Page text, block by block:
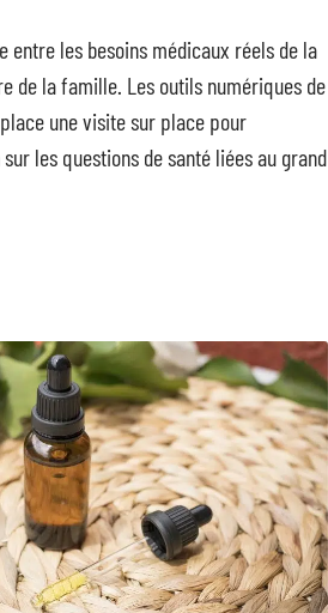
les besoins médicaux réels de la
de la famille. Les outils numériques de
une visite sur place pour
les questions de santé liées au grand